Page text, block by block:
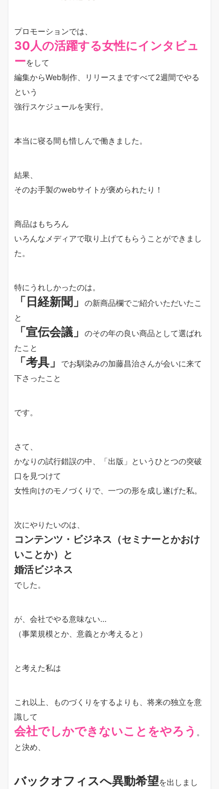
プロモーションでは、
30人の活躍する女性にインタビュ
ーをして
編集からWeb制作、リリースまですべて2週間でやる
という
強行スケジュールを実行。
本当に寝る間も惜しんで働きました。
結果、
そのお手製のwebサイトが褒められたり！
商品はもちろん
いろんなメディアで取り上げてもらうことができまし
た。
特にうれしかったのは。
「日経新聞」
の新商品欄でご紹介いただいたこ
と
「宣伝会議」
のその年の良い商品として選ばれ
たこと
「考具」
でお馴染みの加藤昌治さんが会いに来て
下さったこと
です。
さて、
かなりの試行錯誤の中、「出版」というひとつの突破
口を見つけて
女性向けのモノづくりで、一つの形を成し遂げた私。
次にやりたいのは、
コンテンツ・ビジネス（セミナーとかおけ
いことか）と
婚活ビジネス
でした。
が、会社でやる意味ない…
（事業規模とか、意義とか考えると）
と考えた私は
これ以上、ものづくりをするよりも、将来の独立を意
識して
会社でしかできないことをやろう 。
と決め、
バックオフィスへ異動希望を出しまし